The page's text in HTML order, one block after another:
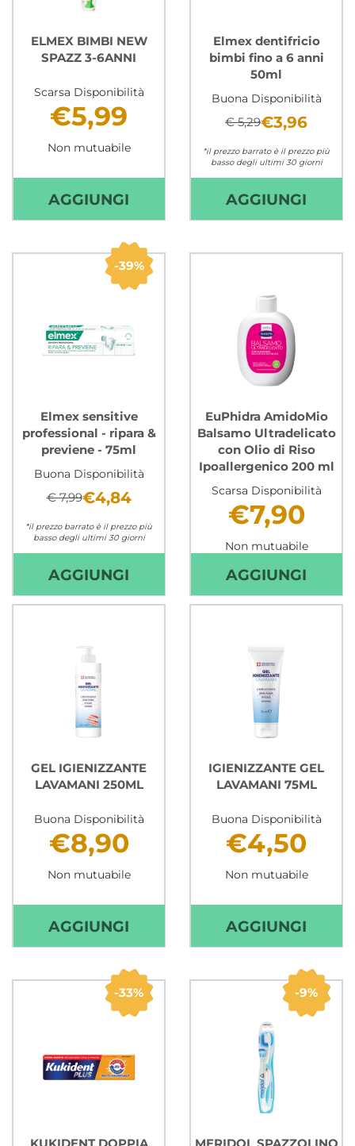
ELMEX BIMBI NEW
SPAZZ 3-6ANNI
Scarsa Disponibilità
€5,99
Non mutuabile
AGGIUNGI AGGIUNGI ELMEX
BIMBI
NEW
SPAZZ
3-
CARRELLO
Elmex dentifricio
bimbi fino a 6 anni
50ml
Buona Disponibilità
€ 5,29€3,96
*il prezzo barrato è il prezzo più
basso degli ultimi 30 giorni
AGGIUNGI
Elmex sensitive
professional - ripara &
previene - 75ml
Buona Disponibilità
39%
€ 7,99€4,84
*il prezzo barrato è il prezzo più
basso degli ultimi 30 giorni
AGGIUNGI AGGIUNGI ELMEX
SENSITIVE
CARRELLO
EuPhidra AmidoMio
Balsamo Ultradelicato
con Olio di Riso
Ipoallergenico 200 ml
Scarsa Disponibilità
€7,90
Non mutuabile
AGGIUNGI
200
ML AL
GEL IGIENIZZANTE
LAVAMANI 250ML
Buona Disponibilità
€8,90
Non mutuabile
AGGIUNGI AGGIUNGI GEL
IGIENIZZANTE
LAVAMANI
250ML AL
CARRELLO
IGIENIZZANTE GEL
LAVAMANI 75ML
Buona Disponibilità
€4,50
Non mutuabile
AGGIUNGI
GEL
75ML
33% 9%